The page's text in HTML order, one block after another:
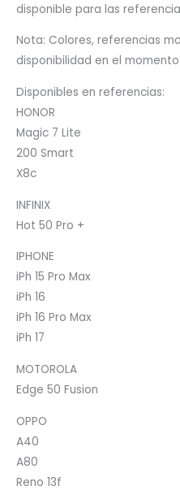
disponible para las
Nota: Colores, referencias
disponibilidad en el
Disponibles en referencias:
HONOR
Magic 7 Lite
200 Smart
X8c
INFINIX
Hot 50 Pro +
IPHONE
iPh 15 Pro Max
iPh 16
iPh 16 Pro Max
iPh 17
MOTOROLA
Edge 50 Fusion
OPPO
A40
A80
Reno 13f